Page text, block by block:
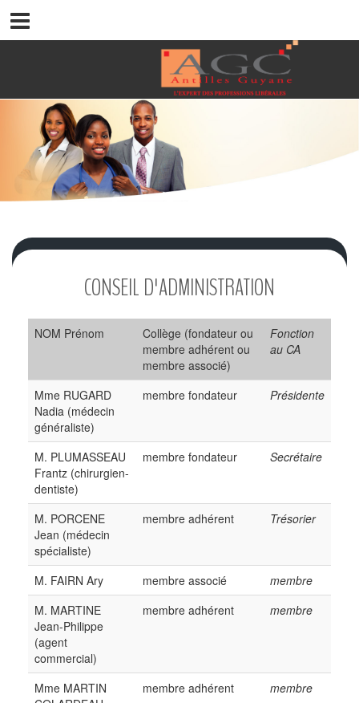
CONSEIL D'ADMINISTRATION
NOM Prénom
Collège (fondateur ou
membre adhérent ou
membre associé)
Fonction
au CA
Mme RUGARD
Nadia (médecin
généraliste)
membre fondateur Présidente
M. PLUMASSEAU
Frantz (chirurgien-
dentiste)
membre fondateur Secrétaire
M. PORCENE
Jean (médecin
spécialiste)
membre adhérent Trésorier
M. FAIRN Ary membre associé
membre
M. MARTINE
Jean-Philippe
(agent
commercial)
membre adhérent membre
Mme MARTIN
membre adhérent membre